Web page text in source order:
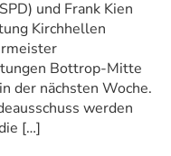
und Frank Kien
Kirchhellen
Bottrop-Mitte
der nächsten Woche.
werden
[…]